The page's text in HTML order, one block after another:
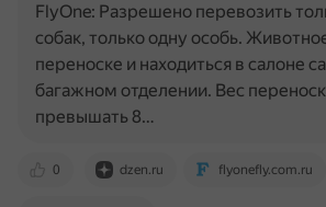
0 dzen.ru flyonefly.com.ru
FlyOne: Разрешено перевозить
собак, только одну особь.
переноске и находиться в салоне
багажном отделении. Вес
превышать 8…